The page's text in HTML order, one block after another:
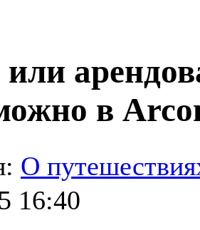
в
О
16:40